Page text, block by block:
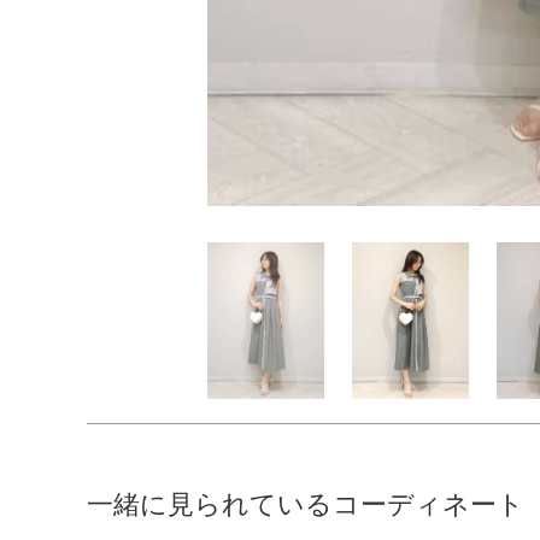
一緒に見られているコーディネート